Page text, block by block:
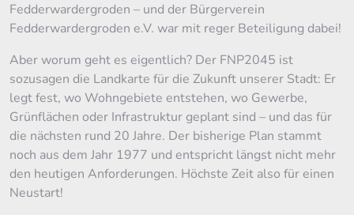
Fedderwardergroden – und der Bürgerverein
Fedderwardergroden e.V. war mit reger Beteiligung dabei!
Aber worum geht es eigentlich? Der FNP2045 ist
sozusagen die Landkarte für die Zukunft unserer Stadt: Er
legt fest, wo Wohngebiete entstehen, wo Gewerbe,
Grünflächen oder Infrastruktur geplant sind – und das für
die nächsten rund 20 Jahre. Der bisherige Plan stammt
noch aus dem Jahr 1977 und entspricht längst nicht mehr
den heutigen Anforderungen. Höchste Zeit also für einen
Neustart!